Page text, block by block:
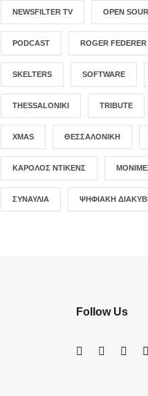
NEWSFILTER TV OPEN
PODCAST ROGER FEDERER
SKELTERS SOFTWARE
THESSALONIKI TRIBUTE
XMAS ΘΕΣΣΑΛΟΝΊΚΗ
ΚΆΡΟΛΟΣ ΝΤΊΚΕΝΣ
ΣΥΝΑΥΛΊΑ ΨΗΦΙΑΚΉ
Follow Us